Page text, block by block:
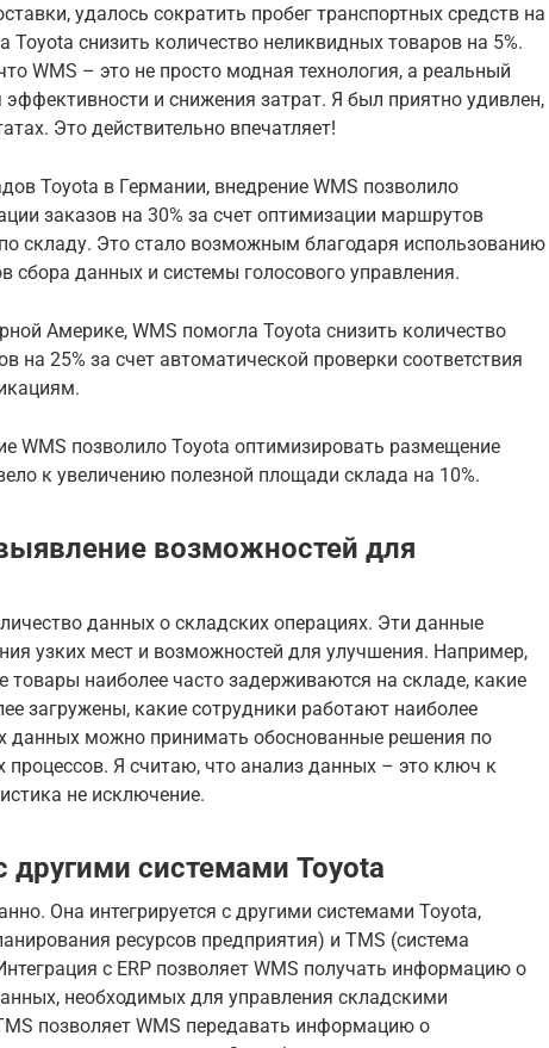
удалось сократить пробег транспортных средств на
Toyota снизить количество неликвидных товаров на 5%.
WMS – это не просто модная технология, а реальный
и снижения затрат. Я был приятно удивлен,
Это действительно впечатляет!
Toyota в Германии, внедрение WMS позволило
заказов на 30% за счет оптимизации маршрутов
складу. Это стало возможным благодаря использованию
сбора данных и системы голосового управления.
Америке, WMS помогла Toyota снизить количество
на 25% за счет автоматической проверки соответствия
WMS позволило Toyota оптимизировать размещение
к увеличению полезной площади склада на 10%.
возможностей для
данных о складских операциях. Эти данные
узких мест и возможностей для улучшения. Например,
товары наиболее часто задерживаются на складе, какие
загружены, какие сотрудники работают наиболее
данных можно принимать обоснованные решения по
процессов. Я считаю, что анализ данных – это ключ к
не исключение.
другими системами Toyota
Она интегрируется с другими системами Toyota,
ресурсов предприятия) и TMS (система
с ERP позволяет WMS получать информацию о
необходимых для управления складскими
позволяет WMS передавать информацию о